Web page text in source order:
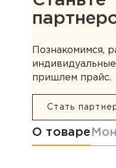
Познакомимся,
пришлем прайс.
Стать
О товаре